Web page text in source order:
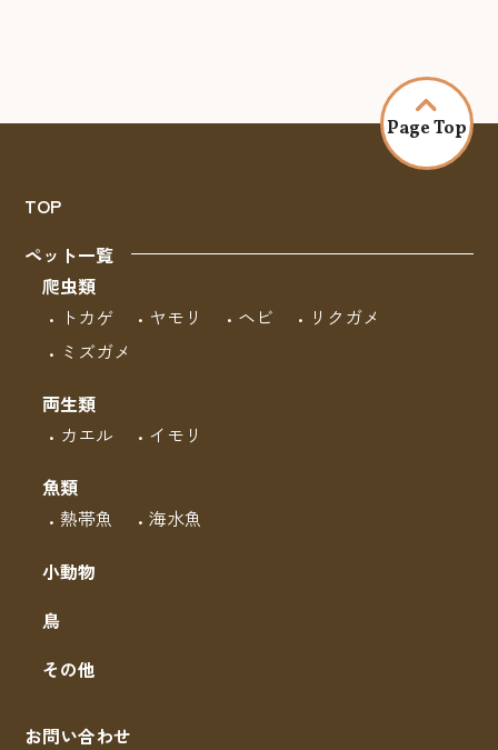
TOP
ペット一覧
爬虫類
トカゲ
ヤモリ ヘビ
リクガメ
ミズガメ
両生類
カエル
イモリ
魚類
熱帯魚
海水魚
小動物
鳥
その他
お問い合わせ
Page Top